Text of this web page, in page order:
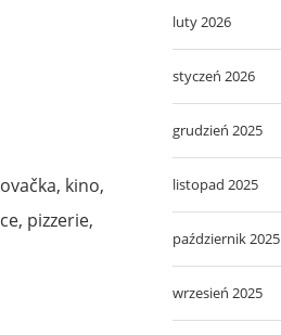
kino,
pizzerie,
luty 2026
styczeń 2026
grudzień 2025
listopad 2025
październik 2025
wrzesień 2025